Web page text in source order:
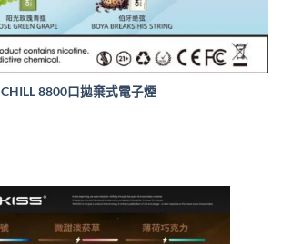
CHILL 8800口拋棄式電子煙